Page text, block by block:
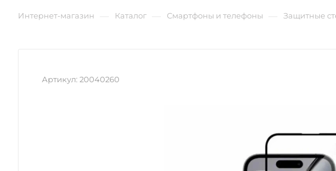
Интернет-магазин Каталог Смартфоны и телефоны Защитные
Артикул: 20040260